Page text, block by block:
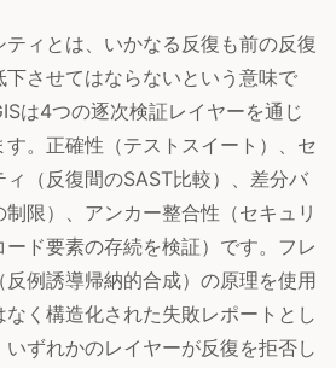
ィとは、いかなる反復も前の反復
下させてはならないという意味で
は4つの逐次検証レイヤーを通じ
。正確性（テストスイート）、セ
（反復間のSAST比較）、差分バ
限）、アンカー整合性（セキュリ
ド要素の存続を検証）です。フレ
例誘導帰納的合成）の原理を使用
なく構造化された失敗レポートとし
ずれかのレイヤーが反復を拒否し